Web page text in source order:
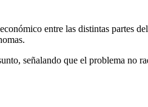
entre las distintas partes
señalando que el problema no